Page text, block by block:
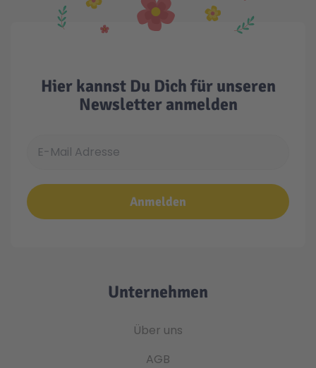
Hier kannst Du Dich für unseren
Newsletter anmelden
Anmelden
Unternehmen
Über uns
AGB